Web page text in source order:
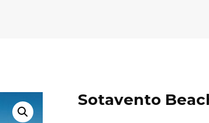
Sotavento